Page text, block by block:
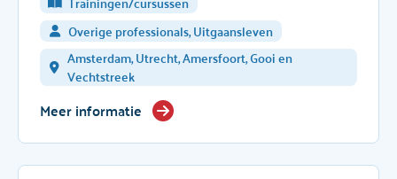
Overige professionals, Uitgaansleven
Amsterdam, Utrecht, Amersfoort, Gooi en
Vechtstreek
Meer informatie